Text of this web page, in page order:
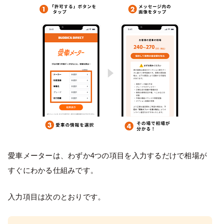
愛車メーターは、わずか4つの項目を入力するだけで相場が
すぐにわかる仕組みです。
入力項目は次のとおりです。